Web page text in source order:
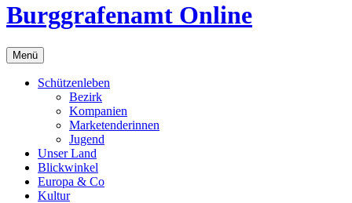
Burggrafenamt Online
Menü
Schützenleben
Bezirk
Kompanien
Marketenderinnen
Jugend
Unser Land
Blickwinkel
Europa & Co
Kultur